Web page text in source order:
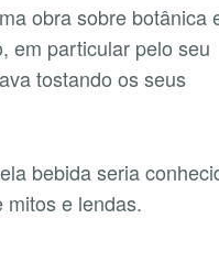
obra sobre botânica
em particular pelo seu
tostando os seus
bebida seria
mitos e lendas.